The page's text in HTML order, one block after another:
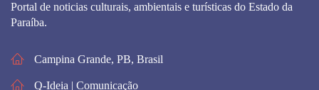
Portal de noticias culturais, ambientais e turísticas do Estado da
Paraíba.
Campina Grande, PB, Brasil
Q-Ideia | Comunicação